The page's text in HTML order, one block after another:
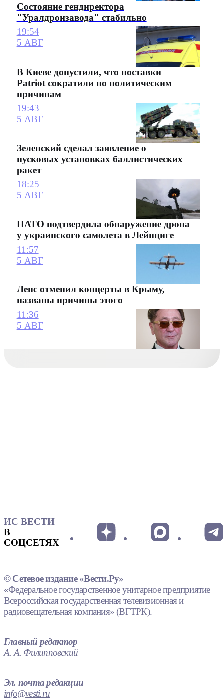
Состояние гендиректора
"Уралдронзавода" стабильно
19:54
5 АВГ
В Киеве допустили, что поставки
Patriot сократили по политическим
причинам
19:43
5 АВГ
Зеленский сделал заявление о
пусковых установках баллистических
ракет
18:25
5 АВГ
НАТО подтвердила обнаружение дрона
у украинского самолета в Лейпциге
11:57
5 АВГ
Лепс отменил концерты в Крыму,
названы причины этого
11:36
5 АВГ
ИС ВЕСТИ
В
СОЦСЕТЯХ
© Сетевое издание «Вести.Ру»
«Федеральное государственное унитарное предприятие
Всероссийская государственная телевизионная и
радиовещательная компания» (ВГТРК).
Главный редактор
А. А. Филипповский
Эл. почта редакции
info@vesti.ru